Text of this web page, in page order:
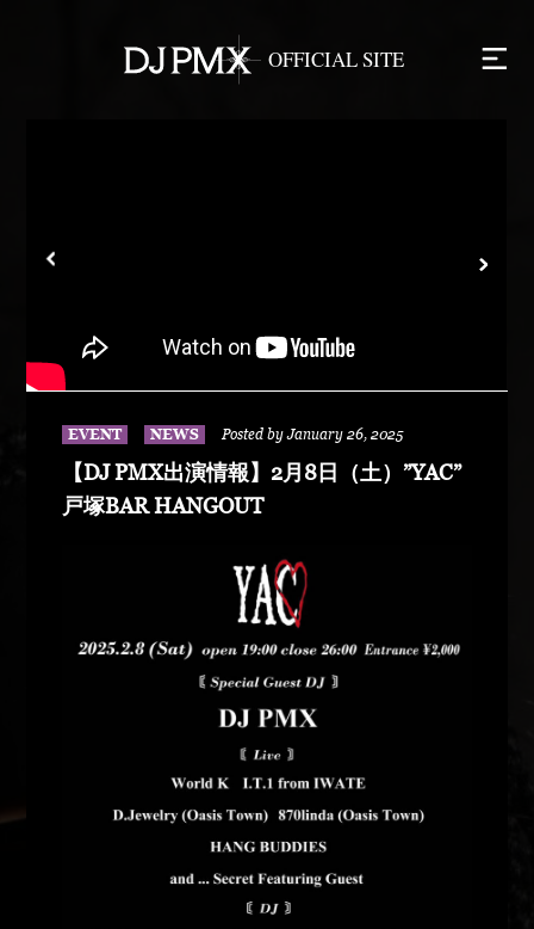
EVENT NEWS Posted by January 26, 2025
【DJ PMX出演情報】2月8日（土）”YAC”
戸塚BAR HANGOUT